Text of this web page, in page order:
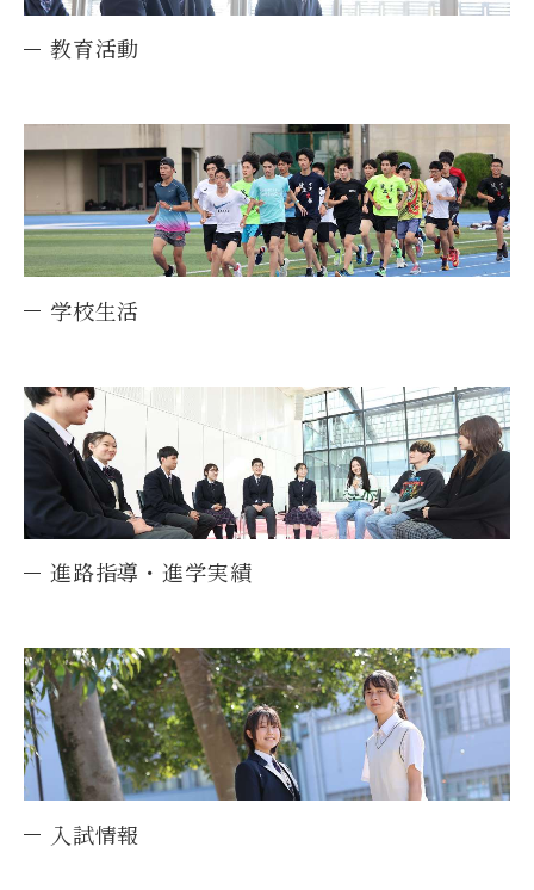
教育活動
学校生活
進路指導・進学実績
入試情報